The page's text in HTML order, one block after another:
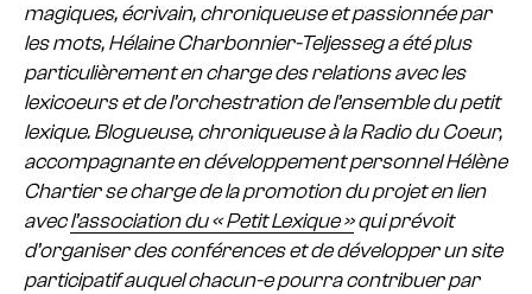
magiques, écrivain, chroniqueuse et passionnée par
les mots, Hélaine Charbonnier-Teljesseg a été plus
particulièrement en charge des relations avec les
lexicoeurs et de l’orchestration de l’ensemble du petit
lexique. Blogueuse, chroniqueuse à la Radio du Coeur,
accompagnante en développement personnel Hélène
Chartier se charge de la promotion du projet en lien
avecl’association du « Petit Lexique »qui prévoit
d’organiser des conférences et de développer un site
participatif auquel chacun-e pourra contribuer par